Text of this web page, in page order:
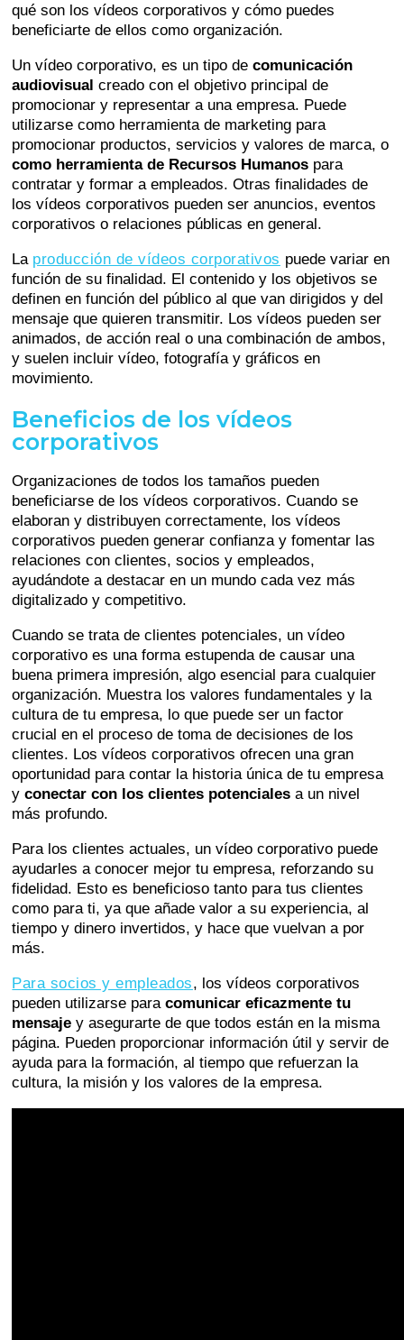
qué son los vídeos corporativos y cómo puedes
beneficiarte de ellos como organización.
Un vídeo corporativo, es un tipo decomunicación
audiovisual creado con el objetivo principal de
promocionar y representar a una empresa. Puede
utilizarse como herramienta de marketing para
promocionar productos, servicios y valores de marca, o
como herramienta de Recursos Humanos para
contratar y formar a empleados. Otras finalidades de
los vídeos corporativos pueden ser anuncios, eventos
corporativos o relaciones públicas en general.
La producción de vídeos corporativos puede variar en
función de su finalidad. El contenido y los objetivos se
definen en función del público al que van dirigidos y del
mensaje que quieren transmitir. Los vídeos pueden ser
animados, de acción real o una combinación de ambos,
y suelen incluir vídeo, fotografía y gráficos en
movimiento.
Beneficios de los vídeos
corporativos
Organizaciones de todos los tamaños pueden
beneficiarse de los vídeos corporativos. Cuando se
elaboran y distribuyen correctamente, los vídeos
corporativos pueden generar confianza y fomentar las
relaciones con clientes, socios y empleados,
ayudándote a destacar en un mundo cada vez más
digitalizado y competitivo.
Cuando se trata de clientes potenciales, un vídeo
corporativo es una forma estupenda de causar una
buena primera impresión, algo esencial para cualquier
organización. Muestra los valores fundamentales y la
cultura de tu empresa, lo que puede ser un factor
crucial en el proceso de toma de decisiones de los
clientes. Los vídeos corporativos ofrecen una gran
oportunidad para contar la historia única de tu empresa
yconectar con los clientes potenciales a un nivel
más profundo.
Para los clientes actuales, un vídeo corporativo puede
ayudarles a conocer mejor tu empresa, reforzando su
fidelidad. Esto es beneficioso tanto para tus clientes
como para ti, ya que añade valor a su experiencia, al
tiempo y dinero invertidos, y hace que vuelvan a por
más.
Para socios y empleados, los vídeos corporativos
pueden utilizarse paracomunicar eficazmente tu
mensaje y asegurarte de que todos están en la misma
página. Pueden proporcionar información útil y servir de
ayuda para la formación, al tiempo que refuerzan la
cultura, la misión y los valores de la empresa.